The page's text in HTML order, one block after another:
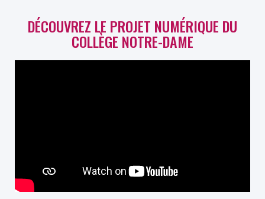
DÉCOUVREZ LE PROJET NUMÉRIQUE DU
COLLÈGE NOTRE-DAME